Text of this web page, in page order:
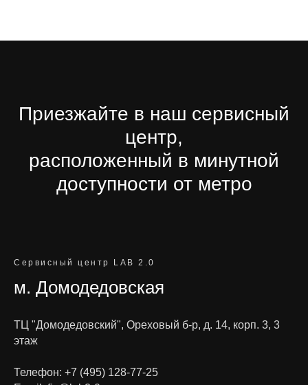
Приезжайте в наш сервисный
центр,
расположенный в минутной
доступности от метро
Сервисный центр LAB 2.0
м. Домодедовская
ТЦ "Домодедовский", Ореховый б-р, д. 14, корп. 3, 3
этаж
Телефон: +7 (495) 128-77-25